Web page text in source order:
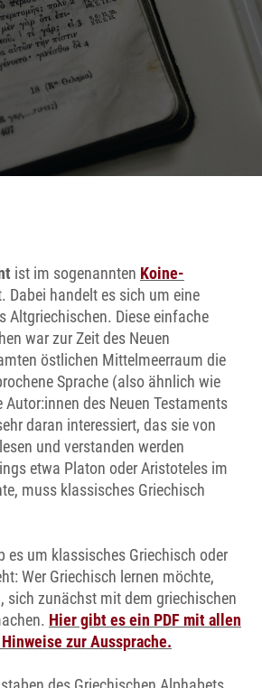
ist im sogenannten Koine-
Dabei handelt es sich um eine
Altgriechischen. Diese einfache
war zur Zeit des Neuen
östlichen Mittelmeerraum die
Sprache (also ähnlich wie
Autor:innen des Neuen Testaments
daran interessiert, das sie von
und verstanden werden
etwa Platon oder Aristoteles im
muss klassisches Griechisch
es um klassisches Griechisch oder
Wer Griechisch lernen möchte,
sich zunächst mit dem griechischen
Hier gibt es ein PDF mit allen
zur Aussprache.